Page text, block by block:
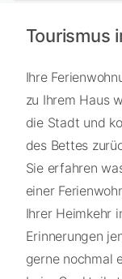
Tourismus
Ihre
zu Ihrem Haus
die Stadt und
des Bettes
Sie erfahren
einer
Ihrer Heimkehr
Erinnerungen
gerne nochmal